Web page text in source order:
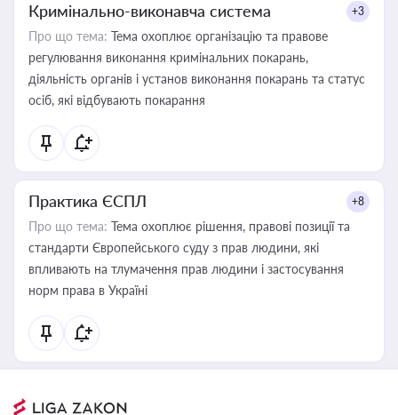
Кримінально-виконавча система +3
Про що тема: Тема охоплює організацію та правове
регулювання виконання кримінальних покарань,
діяльність органів і установ виконання покарань та статус
осіб, які відбувають покарання
Практика ЄСПЛ +8
Про що тема: Тема охоплює рішення, правові позиції та
стандарти Європейського суду з прав людини, які
впливають на тлумачення прав людини і застосування
норм права в Україні